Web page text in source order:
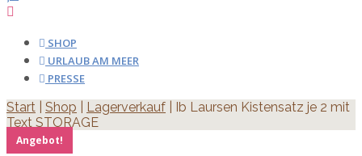
SHOP
URLAUB AM MEER
PRESSE
Start Shop Lagerverkauf | Ib Laursen Kistensatz je 2 mit
Text STORAGE
Angebot!